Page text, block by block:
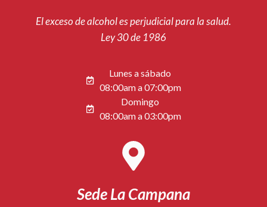
El exceso de alcohol es perjudicial para la salud.
Ley 30 de 1986
Lunes a sábado
08:00am a 07:00pm
Domingo
08:00am a 03:00pm
Sede La Campana